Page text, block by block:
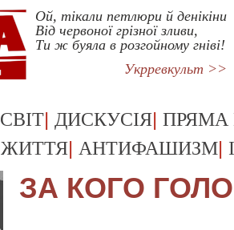
Ой, тікали петлюри й денікіни
Від червоної грізної зливи,
Ти ж буяла в розгойному гніві!
Укрревкульт >>
СВІТ| ДИСКУСІЯ| ПРЯМА
ЖИТТЯ| АНТИФАШИЗМ|
ЗА КОГО